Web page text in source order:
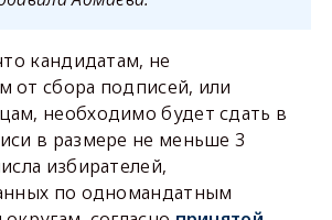
кандидатам, не
от сбора подписей, или
необходимо будет сдать в
в размере не меньше 3
избирателей,
по одномандатным